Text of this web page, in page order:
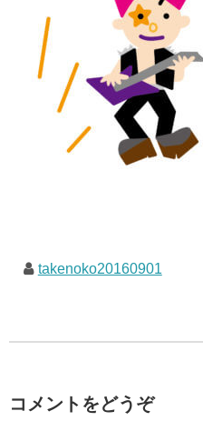
takenoko20160901
コメントをどうぞ